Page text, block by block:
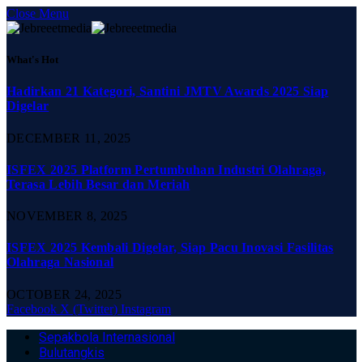
Close Menu
What's Hot
Hadirkan 21 Kategori, Santini JMTV Awards 2025 Siap
Digelar
DECEMBER 11, 2025
ISFEX 2025 Platform Pertumbuhan Industri Olahraga,
Terasa Lebih Besar dan Meriah
NOVEMBER 8, 2025
ISFEX 2025 Kembali Digelar, Siap Pacu Inovasi Fasilitas
Olahraga Nasional
OCTOBER 24, 2025
Facebook X (Twitter) Instagram
Sepakbola Internasional
Bulutangkis